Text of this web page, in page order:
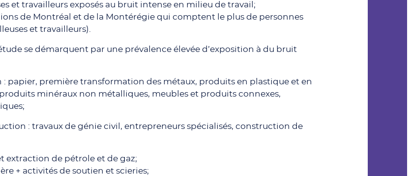
et travailleurs exposés au bruit intense en milieu de travail;
de Montréal et de la Montérégie qui comptent le plus de personnes
et travailleurs).
se démarquent par une prévalence élevée d’exposition à du bruit
: papier, première transformation des métaux, produits en plastique et en
minéraux non métalliques, meubles et produits connexes,
: travaux de génie civil, entrepreneurs spécialisés, construction de
extraction de pétrole et de gaz;
+ activités de soutien et scieries;